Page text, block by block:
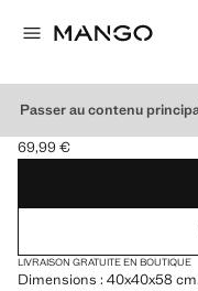
Passer au contenu
PANIER DEMI-
Prix actuel [69,99 € ]
69,99 €
Choisissez une couleur
LIVRAISON GRATUITE EN BOUTIQUE
Dimensions : 40x40x58